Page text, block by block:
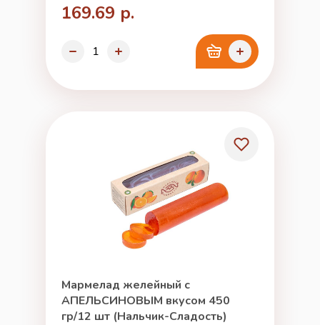
169.69 р.
Мармелад желейный с
АПЕЛЬСИНОВЫМ вкусом 450
гр/12 шт (Нальчик-Сладость)